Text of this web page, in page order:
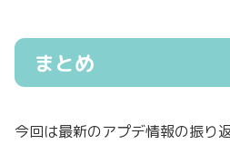
まとめ
今回は最新のアプデ情報の振り